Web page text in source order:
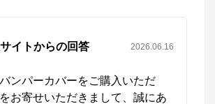
イトからの回答 2026.06.16
ンパーカバーをご購入いただ
お寄せいただきまして、誠にあ